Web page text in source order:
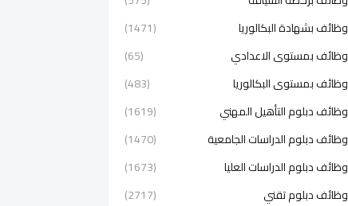
وظائف بشهادة البكالوريا
(1471)
وظائف بمستوى الاعدادي
(65)
وظائف بمستوى البكالوريا
(483)
وظائف دبلوم التأهيل المهني
(1619)
وظائف دبلوم الدراسات الجامعية
(1470)
وظائف دبلوم الدراسات العليا
(1673)
وظائف دبلوم تقني
(2717)